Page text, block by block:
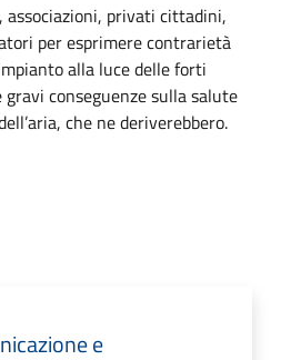
associazioni, privati cittadini,
per esprimere contrarietà
alla luce delle forti
gravi conseguenze sulla salute
che ne deriverebbero.
e